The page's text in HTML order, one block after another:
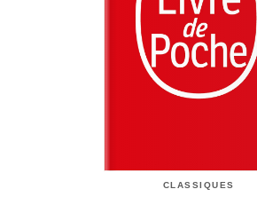
CLASSIQUES